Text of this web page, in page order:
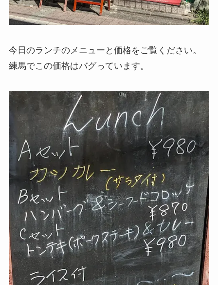
今日のランチのメニューと価格をご覧ください。
練馬でこの価格はバグっています。